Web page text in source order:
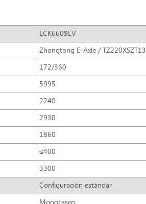
LCK6609EV
Zhongtong E-Axle / TZ220XSZT13
172/360
5995
2240
2930
1860
≤400
3300
Configuración estándar